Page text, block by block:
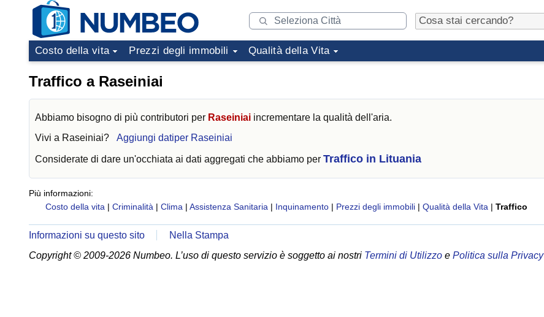
Costo della vita Prezzi degli immobili Qualità della Vita
Traffico a Raseiniai
Abbiamo bisogno di più contributori per Raseiniai incrementare la qualità dell'aria.
Vivi a Raseiniai? Aggiungi datiper Raseiniai
Considerate di dare un'occhiata ai dati aggregati che abbiamo per Traffico in Lituania
Più informazioni:
Costo della vita | Criminalità | Clima | Assistenza Sanitaria | Inquinamento | Prezzi degli immobili | Qualità della Vita | Traffico
Informazioni su questo sito
Nella Stampa
Copyright © 2009-2026 Numbeo. L’uso di questo servizio è soggetto ai nostri Termini di Utilizzo e Politica sulla Privacy